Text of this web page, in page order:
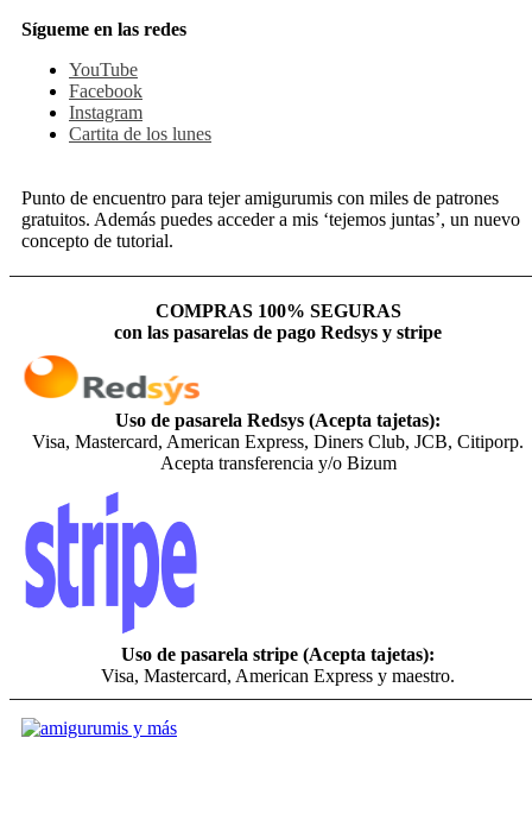
Sígueme en las redes
YouTube
Facebook
Instagram
Cartita de los lunes
Punto de encuentro para tejer amigurumis con miles de patrones
gratuitos. Además puedes acceder a mis ‘tejemos juntas’, un nuevo
concepto de tutorial.
COMPRAS 100% SEGURAS
con las pasarelas de pago Redsys y stripe
Uso de pasarela Redsys (Acepta tajetas):
Visa, Mastercard, American Express, Diners Club, JCB, Citiporp.
Acepta transferencia y/o Bizum
Uso de pasarela stripe (Acepta tajetas):
Visa, Mastercard, American Express y maestro.